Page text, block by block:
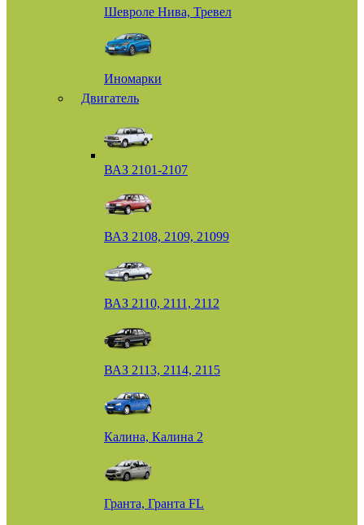
Шевроле Нива, Тревел
Иномарки
Двигатель
ВАЗ 2101-2107
ВАЗ 2108, 2109, 21099
ВАЗ 2110, 2111, 2112
ВАЗ 2113, 2114, 2115
Калина, Калина 2
Гранта, Гранта FL